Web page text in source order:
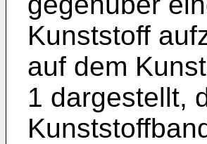
Kunststoff
auf dem
1 dargestellt,